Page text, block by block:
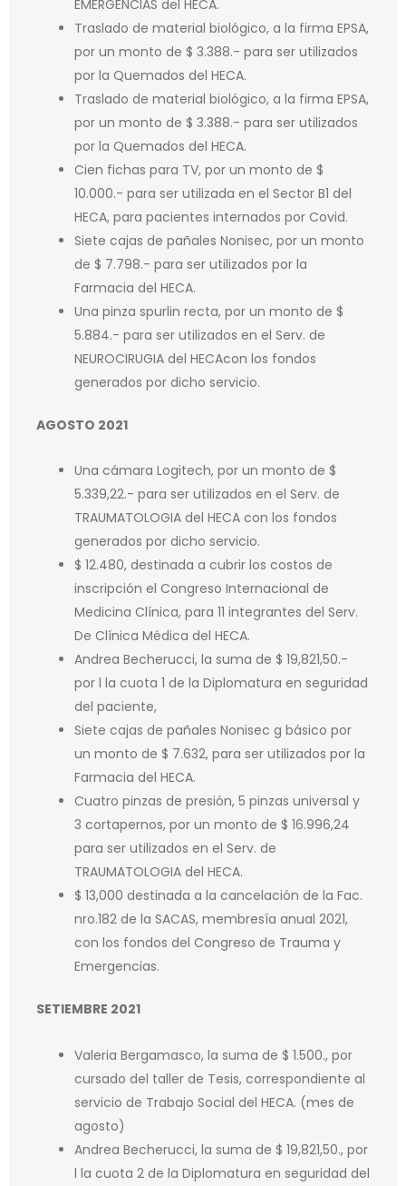
EMERGENCIAS del HECA.
Traslado de material biológico, a la firma EPSA,
por un monto de $ 3.388.- para ser utilizados
por la Quemados del HECA.
Traslado de material biológico, a la firma EPSA,
por un monto de $ 3.388.- para ser utilizados
por la Quemados del HECA.
Cien fichas para TV, por un monto de $
10.000.- para ser utilizada en el Sector B1 del
HECA, para pacientes internados por Covid.
Siete cajas de pañales Nonisec, por un monto
de $ 7.798.- para ser utilizados por la
Farmacia del HECA.
Una pinza spurlin recta, por un monto de $
5.884.- para ser utilizados en el Serv. de
NEUROCIRUGIA del HECAcon los fondos
generados por dicho servicio.
AGOSTO 2021
Una cámara Logitech, por un monto de $
5.339,22.- para ser utilizados en el Serv. de
TRAUMATOLOGIA del HECA con los fondos
generados por dicho servicio.
$ 12.480, destinada a cubrir los costos de
inscripción el Congreso Internacional de
Medicina Clínica, para 11 integrantes del Serv.
De Clínica Médica del HECA.
Andrea Becherucci, la suma de $ 19,821,50.-
por l la cuota 1 de la Diplomatura en seguridad
del paciente,
Siete cajas de pañales Nonisec g básico por
un monto de $ 7.632, para ser utilizados por la
Farmacia del HECA.
Cuatro pinzas de presión, 5 pinzas universal y
3 cortapernos, por un monto de $ 16.996,24
para ser utilizados en el Serv. de
TRAUMATOLOGIA del HECA.
$ 13,000 destinada a la cancelación de la Fac.
nro.182 de la SACAS, membresía anual 2021,
con los fondos del Congreso de Trauma y
Emergencias.
SETIEMBRE 2021
Valeria Bergamasco, la suma de $ 1.500., por
cursado del taller de Tesis, correspondiente al
servicio de Trabajo Social del HECA. (mes de
agosto)
Andrea Becherucci, la suma de $ 19,821,50., por
l la cuota 2 de la Diplomatura en seguridad del